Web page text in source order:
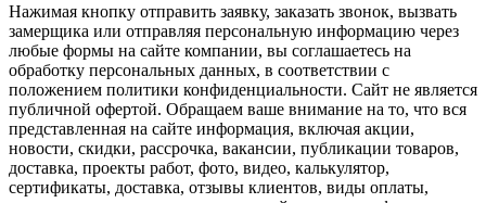
Нажимая кнопку отправить заявку, заказать звонок, вызвать
замерщика или отправляя персональную информацию через
любые формы на сайте компании, вы соглашаетесь на
обработку персональных данных, в соответствии с
положением политики конфиденциальности. Сайт не является
публичной офертой. Обращаем ваше внимание на то, что вся
представленная на сайте информация, включая акции,
новости, скидки, рассрочка, вакансии, публикации товаров,
доставка, проекты работ, фото, видео, калькулятор,
сертификаты, доставка, отзывы клиентов, виды оплаты,